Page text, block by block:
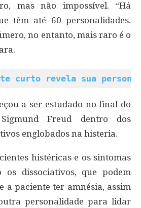
mas não impossível. “Há
têm até 60 personalidades.
no entanto, mais raro é o
curto revela sua
a ser estudado no final do
Freud dentro dos
englobados na histeria.
histéricas e os sintomas
os dissociativos, que podem
a paciente ter amnésia, assim
personalidade para lidar